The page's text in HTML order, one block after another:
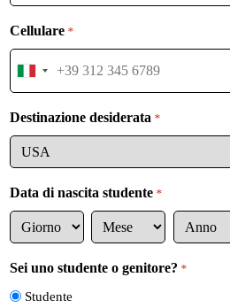
Cellulare *
I
t
a
y
+
3
Destinazione desiderata *
Data di nascita studente *
G
o
r
M
s
A
n
Sei uno studente o genitore? *
Studente